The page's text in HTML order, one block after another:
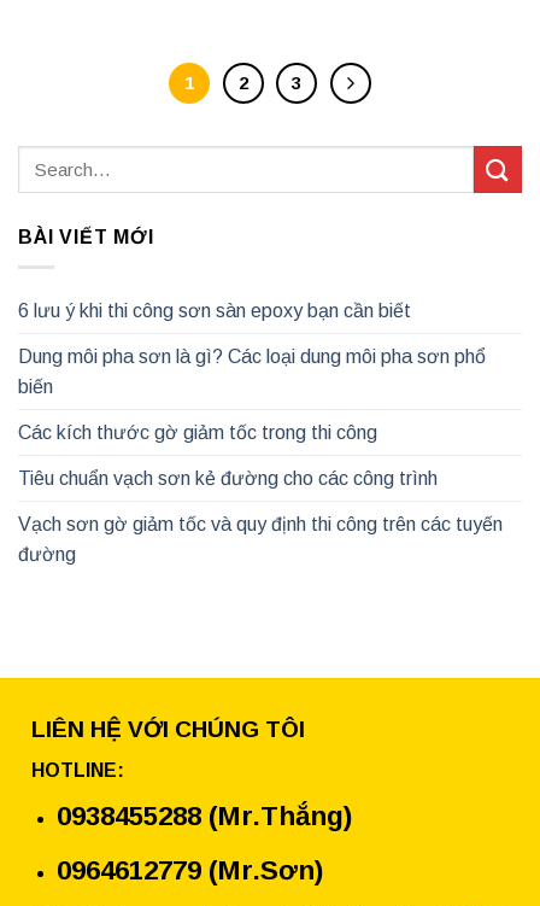
1 2 3
BÀI VIẾT MỚI
6 lưu ý khi thi công sơn sàn epoxy bạn cần biết
Dung môi pha sơn là gì? Các loại dung môi pha sơn phổ
biến
Các kích thước gờ giảm tốc trong thi công
Tiêu chuẩn vạch sơn kẻ đường cho các công trình
Vạch sơn gờ giảm tốc và quy định thi công trên các tuyến
đường
LIÊN HỆ VỚI CHÚNG TÔI
HOTLINE:
0938455288 (Mr.Thắng)
0964612779 (Mr.Sơn)